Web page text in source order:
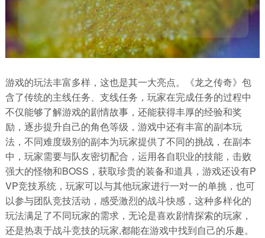
游戏的玩法丰富多样，这也是其一大亮点。《龙之传奇》包
含了传统的主线任务、支线任务，玩家在完成任务的过程中
不仅能够了解游戏的剧情故事，还能获得丰厚的经验和奖
励，逐步提升自己的角色等级，游戏中还有丰富的副本玩
法，不同难度级别的副本为玩家提供了不同的挑战，在副本
中，玩家需要与队友密切配合，运用各自职业的技能，击败
强大的怪物和BOSS，获取珍贵的装备和道具，游戏还设有P
VP竞技系统，玩家可以与其他玩家进行一对一的单挑，也可
以参与团队竞技活动，感受激烈的战斗快感，这种多样化的
玩法满足了不同玩家的需求，无论是喜欢剧情探索的玩家，
还是热衷于战斗竞技的玩家,都能在游戏中找到自己的乐趣。